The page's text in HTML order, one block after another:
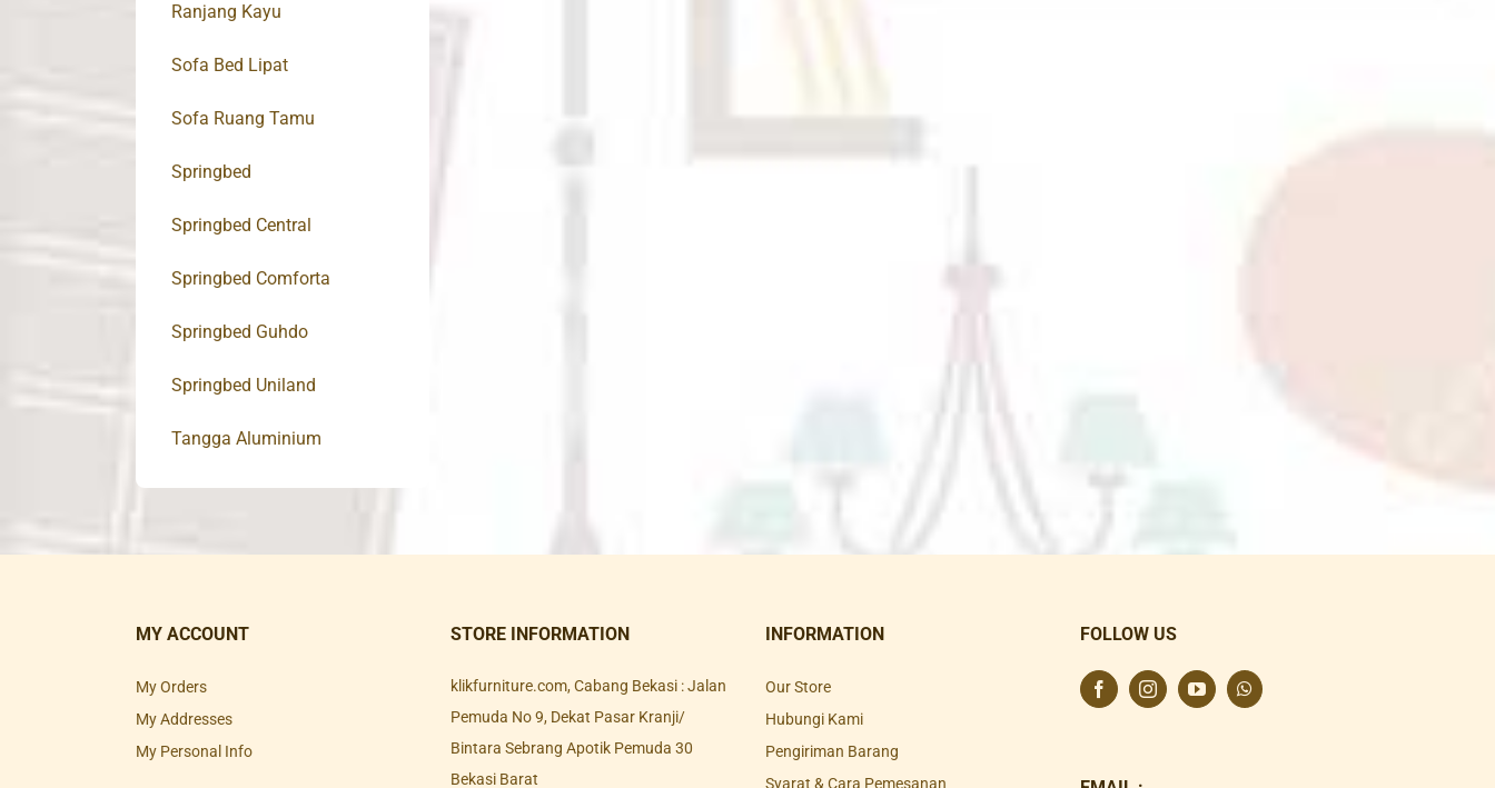
Ranjang Kayu
Sofa Bed Lipat
Sofa Ruang Tamu
Springbed
Springbed Central
Springbed Comforta
Springbed Guhdo
Springbed Uniland
Tangga Aluminium
MY ACCOUNT
My Orders
My Addresses
My Personal Info
STORE INFORMATION
klikfurniture.com, Cabang Bekasi : Jalan
Pemuda No 9, Dekat Pasar Kranji/
Bintara Sebrang Apotik Pemuda 30
Bekasi Barat
INFORMATION
Our Store
Hubungi Kami
Pengiriman Barang
Syarat & Cara Pemesanan
FOLLOW US